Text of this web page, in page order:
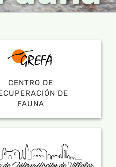
CENTRO DE
DE
FAUNA